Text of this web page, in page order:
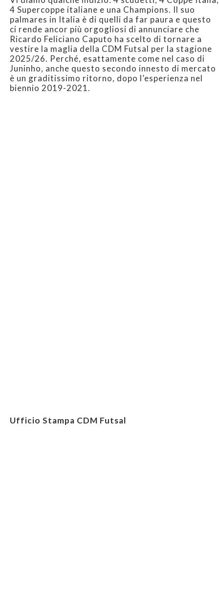
4 Supercoppe italiane e una Champions. Il suo
palmares in Italia è di quelli da far paura e questo
ci rende ancor più orgogliosi di annunciare che
Ricardo Feliciano Caputo ha scelto di tornare a
vestire la maglia della CDM Futsal per la stagione
2025/26. Perché, esattamente come nel caso di
Juninho, anche questo secondo innesto di mercato
è un graditissimo ritorno, dopo l’esperienza nel
biennio 2019-2021.
Ufficio Stampa CDM Futsal